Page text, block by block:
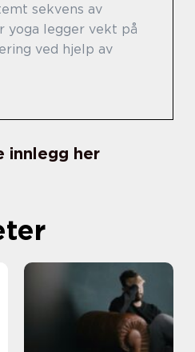
sekvens av
yoga legger vekt på
ved hjelp av
innlegg her